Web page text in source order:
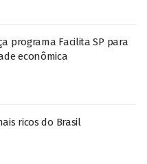
programa Facilita SP para
econômica
ricos do Brasil